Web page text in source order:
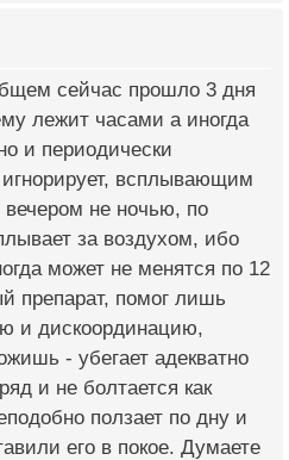
сейчас прошло 3 дня
лежит часами а иногда
и периодически
всплывающим
не ночью, по
за воздухом, ибо
может не менятся по 12
препарат, помог лишь
и дискоординацию,
- убегает адекватно
и не болтается как
ползает по дну и
его в покое. Думаете